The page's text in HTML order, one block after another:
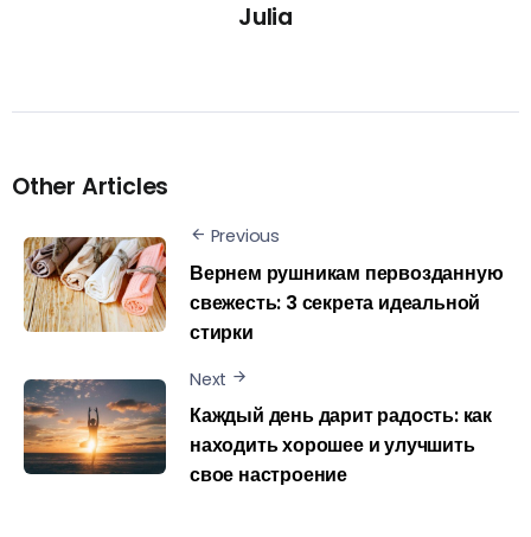
Julia
Other Articles
Previous
Вернем рушникам первозданную
свежесть: 3 секрета идеальной
стирки
Next
Каждый день дарит радость: как
находить хорошее и улучшить
свое настроение